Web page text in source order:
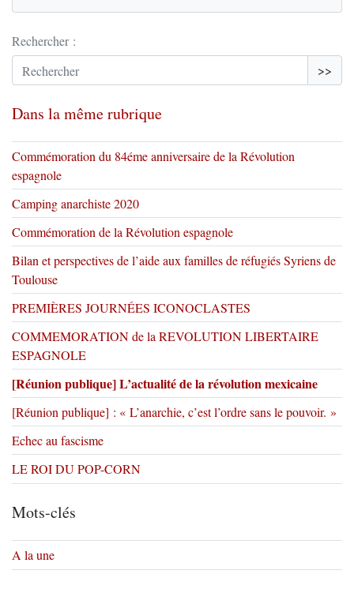
Rechercher :
>>
Dans la même rubrique
Commémoration du 84éme anniversaire de la Révolution
espagnole
Camping anarchiste 2020
Commémoration de la Révolution espagnole
Bilan et perspectives de l’aide aux familles de réfugiés Syriens de
Toulouse
PREMIÈRES JOURNÉES ICONOCLASTES
COMMEMORATION de la REVOLUTION LIBERTAIRE
ESPAGNOLE
[Réunion publique] L’actualité de la révolution mexicaine
[Réunion publique] : « L’anarchie, c’est l’ordre sans le pouvoir. »
Echec au fascisme
LE ROI DU POP-CORN
Mots-clés
A la une